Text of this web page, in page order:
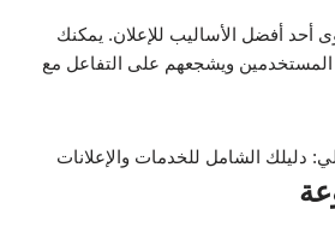
أحد أفضل الأساليب للإعلان. يمكنك
ويشجعهم على التفاعل مع